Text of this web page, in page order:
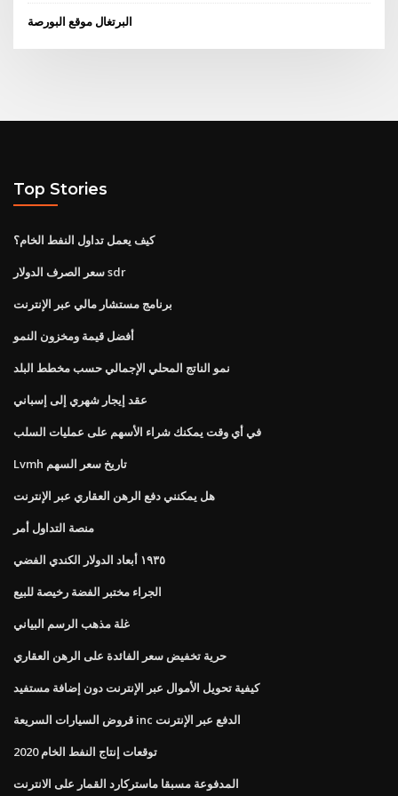
البرتغال موقع البورصة
Top Stories
كيف يعمل تداول النفط الخام؟
سعر الصرف الدولار sdr
برنامج مستشار مالي عبر الإنترنت
أفضل قيمة ومخزون النمو
نمو الناتج المحلي الإجمالي حسب مخطط البلد
عقد إيجار شهري إلى إسباني
في أي وقت يمكنك شراء الأسهم على عمليات السلب
Lvmh تاريخ سعر السهم
هل يمكنني دفع الرهن العقاري عبر الإنترنت
منصة التداول أمر
١٩٣٥ أبعاد الدولار الكندي الفضي
الجراء مختبر الفضة رخيصة للبيع
غلة مذهب الرسم البياني
حرية تخفيض سعر الفائدة على الرهن العقاري
كيفية تحويل الأموال عبر الإنترنت دون إضافة مستفيد
قروض السيارات السريعة inc الدفع عبر الإنترنت
توقعات إنتاج النفط الخام 2020
المدفوعة مسبقا ماستركارد القمار على الانترنت